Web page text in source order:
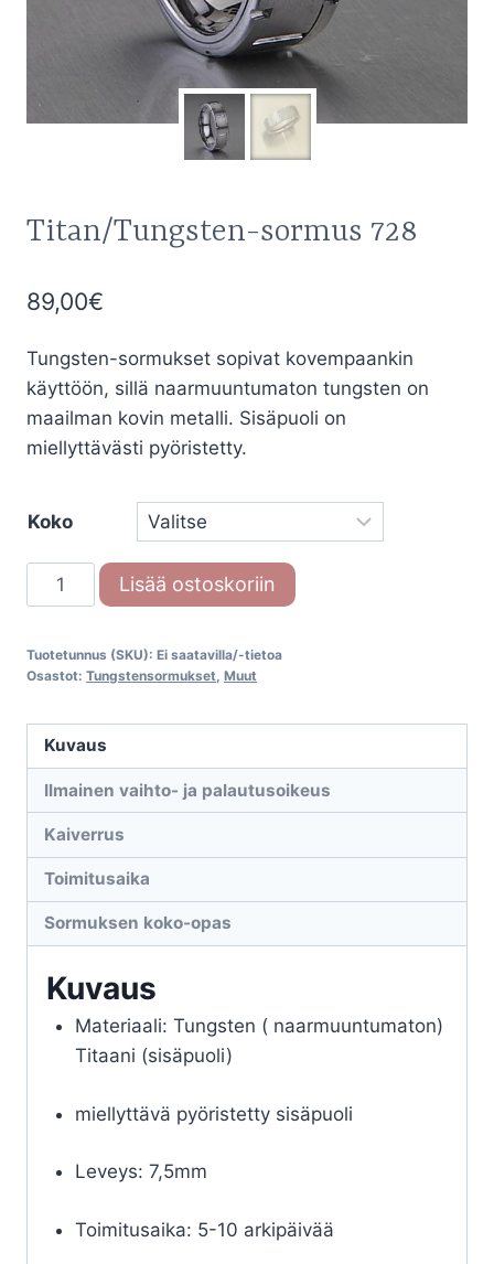
Titan/Tungsten-sormus 728
89,00€
Tungsten-sormukset sopivat kovempaankin
käyttöön, sillä naarmuuntumaton tungsten on
maailman kovin metalli. Sisäpuoli on
miellyttävästi pyöristetty.
Koko
Titan/Tungsten-
sormus
määrä
Lisää ostoskoriin
Tuotetunnus (SKU): Ei saatavilla/-tietoa
Osastot: Tungstensormukset Muut
Kuvaus
Ilmainen vaihto- ja palautusoikeus
Kaiverrus
Toimitusaika
Sormuksen koko-opas
Kuvaus
Materiaali: Tungsten ( naarmuuntumaton)
Titaani (sisäpuoli)
miellyttävä pyöristetty sisäpuoli
Leveys: 7,5mm
Toimitusaika: 5-10 arkipäivää